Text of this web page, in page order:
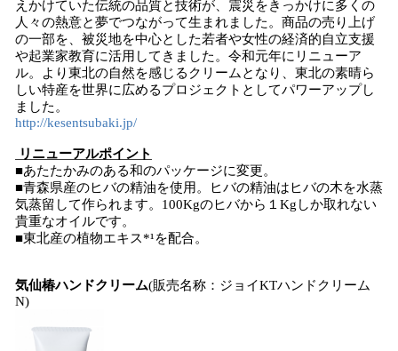
えかけていた伝統の品質と技術が、震災をきっかけに多くの
人々の熱意と夢でつながって生まれました。商品の売り上げ
の一部を、被災地を中心とした若者や女性の経済的自立支援
や起業家教育に活用してきました。令和元年にリニューア
ル。より東北の自然を感じるクリームとなり、東北の素晴ら
しい特産を世界に広めるプロジェクトとしてパワーアップし
ました。
http://kesentsubaki.jp/
リニューアルポイント
■あたたかみのある和のパッケージに変更。
■青森県産のヒバの精油を使用。ヒバの精油はヒバの木を水蒸
気蒸留して作られます。100Kgのヒバから１Kgしか取れない
貴重なオイルです。
■東北産の植物エキス*¹を配合。
気仙椿ハンドクリーム(販売名称：ジョイKTハンドクリーム
N)